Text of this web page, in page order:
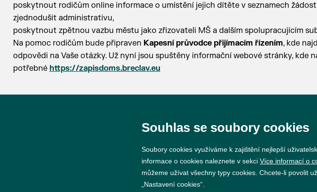
poskytnout rodičům online informace o umístění jejich dítěte v seznamech
zjednodušit administrativu,
poskytnout zpětnou vazbu městu jako zřizovateli MŠ a dalším spolupracujícím
Na pomoc rodičům bude připraven Kapesní průvodce přijímacím řízením, kde
odpovědi na Vaše otázky. Už nyní jsou spuštěny informační webové stránky, kde
potřebné https://zapisdoms.breclav.eu
Prohlášení o
Souhlas se soubory cookies
Soubory cookies využíváme k zajištění nejlepší
informace o cookies naleznete v sekci Více informací o
můžeme užívat všechny typy cookies. Chcete-li povolit
„Nastavení cookies“.